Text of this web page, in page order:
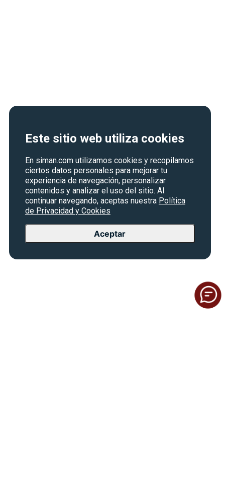
Este sitio web utiliza cookies
En siman.com utilizamos cookies y recopilamos
ciertos datos personales para mejorar tu
experiencia de navegación, personalizar
contenidos y analizar el uso del sitio. Al
continuar navegando, aceptas nuestra Política
de Privacidad y Cookies
Aceptar